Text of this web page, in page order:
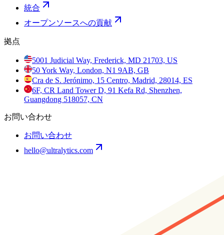
統合
オープンソースへの貢献
拠点
5001 Judicial Way, Frederick, MD 21703, US
50 York Way, London, N1 9AB, GB
Cra de S. Jerónimo, 15 Centro, Madrid, 28014, ES
6F, CR Land Tower D, 91 Kefa Rd, Shenzhen,
Guangdong 518057, CN
お問い合わせ
お問い合わせ
hello@ultralytics.com